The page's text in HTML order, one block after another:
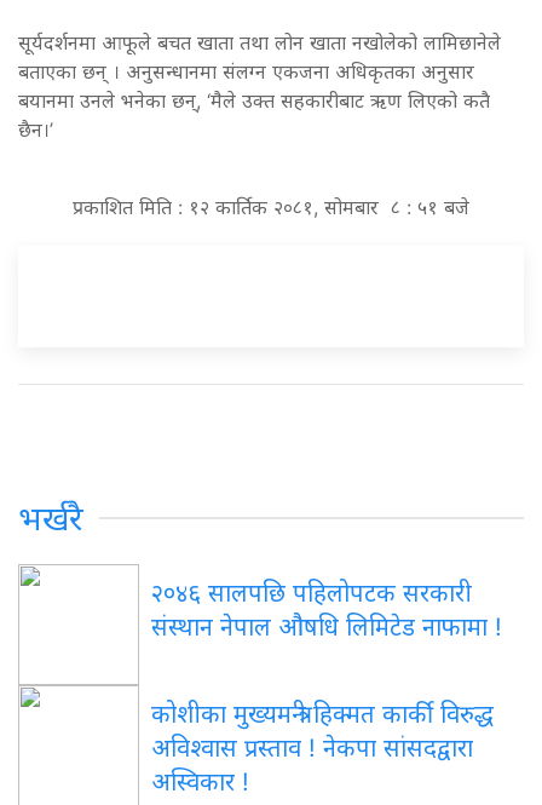
सूर्यदर्शनमा आफूले बचत खाता तथा लोन खाता नखोलेको लामिछानेले
बताएका छन् । अनुसन्धानमा संलग्न एकजना अधिकृतका अनुसार
बयानमा उनले भनेका छन्, ‘मैले उक्त सहकारीबाट ऋण लिएको कतै
छैन।’
प्रकाशित मिति : १२ कार्तिक २०८१, सोमबार ८ : ५१ बजे
भर्खरै
२०४६ सालपछि पहिलोपटक सरकारी
संस्थान नेपाल औषधि लिमिटेड नाफामा !
कोशीका मुख्यमन्त्री हिक्मत कार्की विरुद्ध
अविश्वास प्रस्ताव ! नेकपा सांसदद्वारा
अस्विकार !